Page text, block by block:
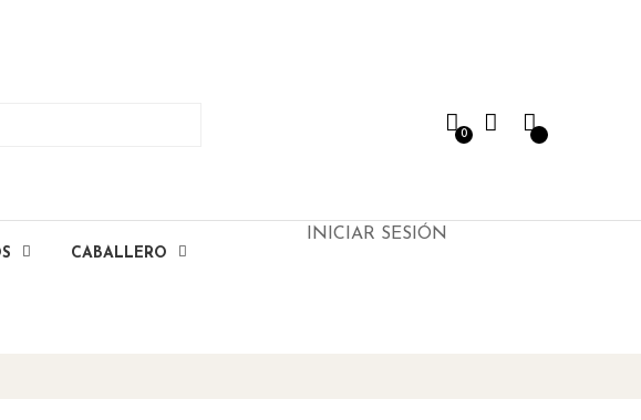
0
CABALLERO
INICIAR SESIÓN